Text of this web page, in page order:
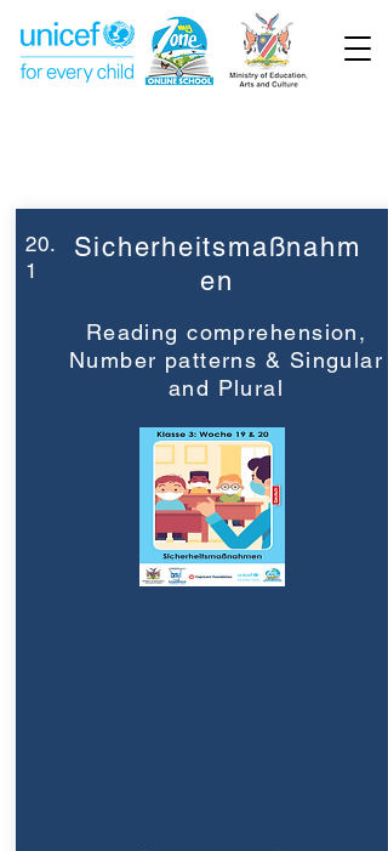
20.
1
Sicherheitsmaßnahm
en
Reading comprehension,
Number patterns & Singular
and Plural